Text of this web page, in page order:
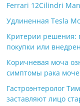
Ferrari 12Cilindri
Удлиненная Tesla
Критерии решения:
покупки или
Коричневая моча
симптомы рака
Гастроэнтеролог
заставляют лицо